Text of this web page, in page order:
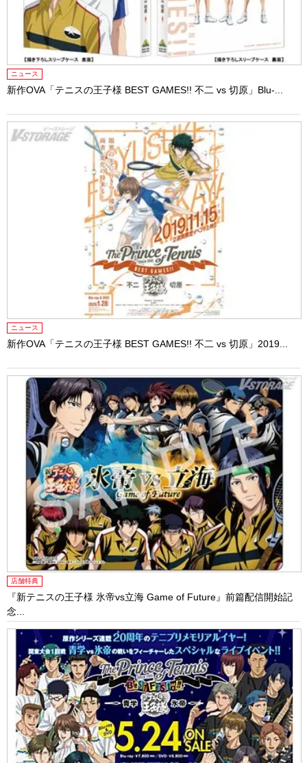
ニュース
新作OVA「テニスの王子様 BEST GAMES!! 不二 vs 切原」Blu-...
ニュース
新作OVA「テニスの王子様 BEST GAMES!! 不二 vs 切原」2019...
店舗特典
『新テニスの王子様 氷帝vs立海 Game of Future』前篇配信開始記
念...